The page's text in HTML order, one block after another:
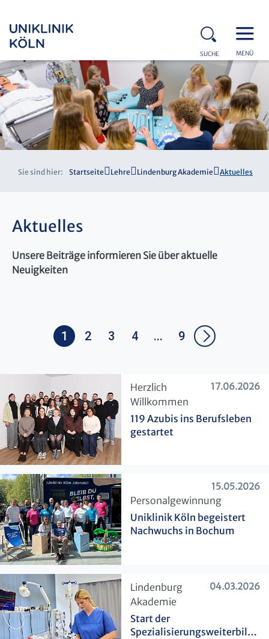
SUCHE MENÜ
Sie sind hier: Startseite Lehre Lindenburg Akademie Aktuelles
Aktuelles
Unsere Beiträge informieren Sie über aktuelle
Neuigkeiten
1 2 3 4 ... 9
17.06.2026
​Herzlich
Willkommen
119 Azubis ins Berufsleben
gestartet
15.05.2026
​Personalgewinnung
Uniklinik Köln begeistert
Nachwuchs in Bochum
04.03.2026
​Lindenburg
Akademie
Start der
Spezialisierungsweiterbildu